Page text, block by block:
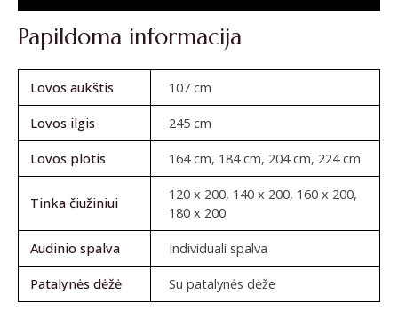
Papildoma informacija
Lovos aukštis
107 cm
Lovos ilgis
245 cm
Lovos plotis
164 cm, 184 cm, 204 cm, 224 cm
Tinka čiužiniui
120 x 200, 140 x 200, 160 x 200,
180 x 200
Audinio spalva
Individuali spalva
Patalynės dėžė
Su patalynės dėže